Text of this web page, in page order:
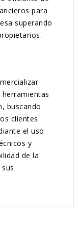
para
superando
buscando
clientes.
el uso
y
de la